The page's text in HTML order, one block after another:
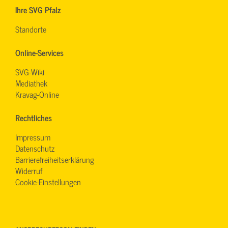
Ihre SVG Pfalz
Standorte
Online-Services
SVG-Wiki
Mediathek
Kravag-Online
Rechtliches
Impressum
Datenschutz
Barrierefreiheitserklärung
Widerruf
Cookie-Einstellungen